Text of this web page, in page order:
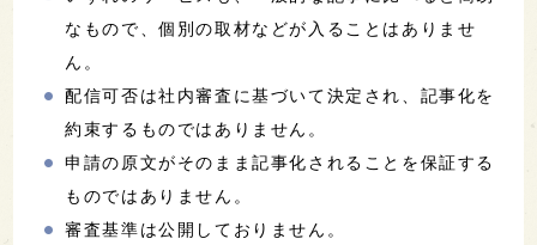
なもので、個別の取材などが入ることはありませ
ん。
配信可否は社内審査に基づいて決定され、記事化を
約束するものではありません。
申請の原文がそのまま記事化されることを保証する
ものではありません。
審査基準は公開しておりません。